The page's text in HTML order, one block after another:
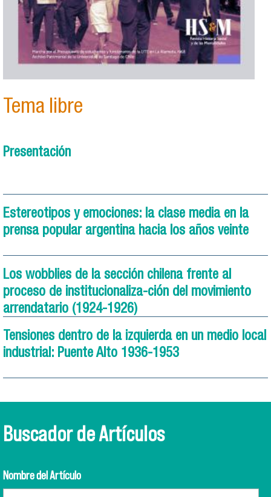
Tema libre
Presentación
Estereotipos y emociones: la clase media en la
prensa popular argentina hacia los años veinte
Los wobblies de la sección chilena frente al
proceso de institucionaliza-ción del movimiento
arrendatario (1924-1926)
Tensiones dentro de la izquierda en un medio local
industrial: Puente Alto 1936-1953
Buscador de Artículos
Nombre del Artículo